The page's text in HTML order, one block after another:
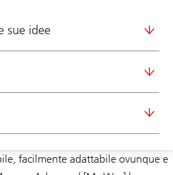
sue idee
facilmente adattabile ovunque e